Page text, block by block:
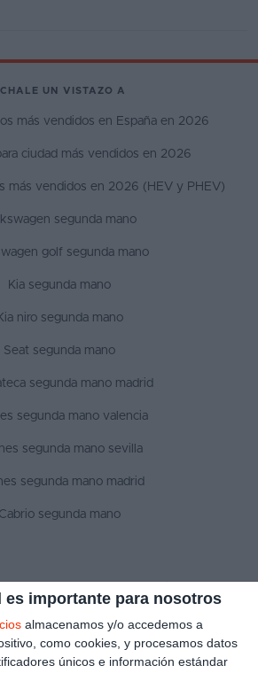
es importante para nosotros
almacenamos y/o accedemos a
como cookies, y procesamos datos
únicos e información estándar
UN VISTAZO A
más vendidos en España en 2026
ciudad más vendidos en 2026
más vendidos en 2026 (HEV y PHEV)
segunda mano
golf segunda mano
Kia segunda mano
niro segunda mano
Seat segunda mano
segunda mano madrid
segunda mano valencia
segunda mano sevilla
segunda mano madrid
Cabrio segunda mano
SÍGUENOS